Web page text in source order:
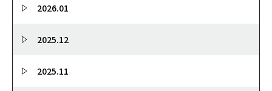
2026.01
2025.12
2025.11